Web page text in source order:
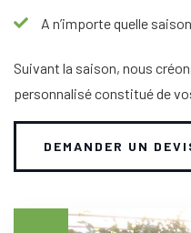
A n’importe quelle
Suivant la saison, nous
personnalisé constitué de
DEMANDER UN